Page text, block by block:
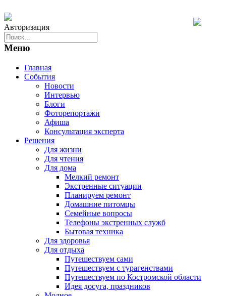
Авторизация
Меню
Главная
События
Новости
Интервью
Блоги
Фоторепортажи
Афиша
Консультация эксперта
Решения
Для жизни
Для чтения
Для дома
Мелкий ремонт
Экстренные ситуации
Планируем ремонт
Домашние питомцы
Семейные вопросы
Телефоны экстренных служб
Бытовая техника
Для здоровья
Для отдыха
Путешествуем сами
Путешествуем с турагенствами
Путешествуем по Костромской области
Идея досуга, праздников